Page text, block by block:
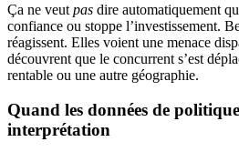
Ça ne veut pas dire automatiquement
confiance ou stoppe l’investissement.
réagissent. Elles voient une menace
découvrent que le concurrent s’est
rentable ou une autre géographie.
Quand les données de
interprétation